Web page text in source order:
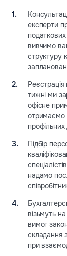
експерти
вивчимо
структуру
тижні ми
офісне
отримаємо
Підбір
надамо
візьмуть
вимог
складання
при